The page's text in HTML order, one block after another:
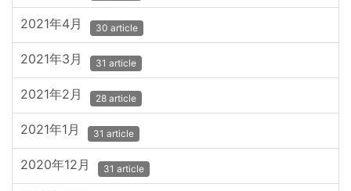
2021年4月 30 article
2021年3月 31 article
2021年2月 28 article
2021年1月 31 article
2020年12月 31 article